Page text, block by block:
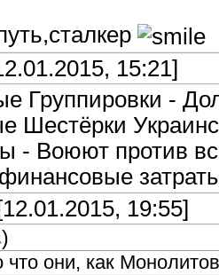
15:21]
Группировки -
Шестёрки
- Воюют против
[12.01.2015, 19:55]
)
что они, как